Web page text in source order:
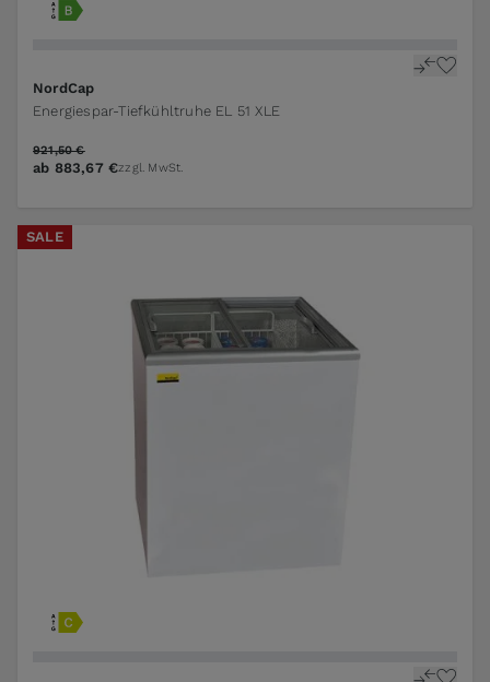
NordCap
Energiespar-Tiefkühltruhe EL 51 XLE
ab 883,67 €
921,50 €
zzgl. MwSt.
SALE